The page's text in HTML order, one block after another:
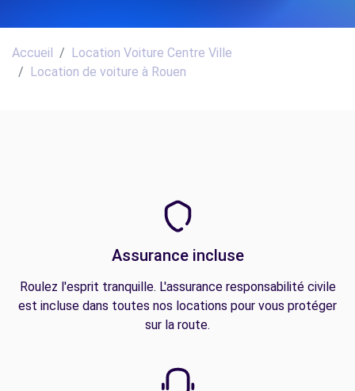
Accueil
Location Voiture Centre Ville
Location de voiture à Rouen
Assurance incluse
Roulez l'esprit tranquille. L'assurance responsabilité civile
est incluse dans toutes nos locations pour vous protéger
sur la route.